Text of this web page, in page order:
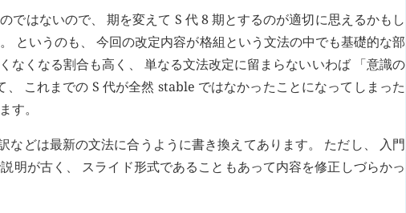
はないので、 期を変えて S 代 8 期とするのが適切に思えるかもし
というのも、 今回の改定内容が格組という文法の中でも基礎的な部
くなる割合も高く、 単なる文法改定に留まらないいわば 「意識の
これまでの S 代が全然 stable ではなかったことになってしまった
す。
どは最新の文法に合うように書き換えてあります。 ただし、 入門
明が古く、 スライド形式であることもあって内容を修正しづらかっ